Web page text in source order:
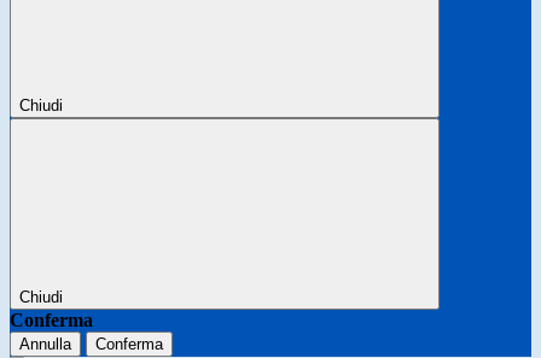
Chiudi
Chiudi
Conferma
Annulla Conferma